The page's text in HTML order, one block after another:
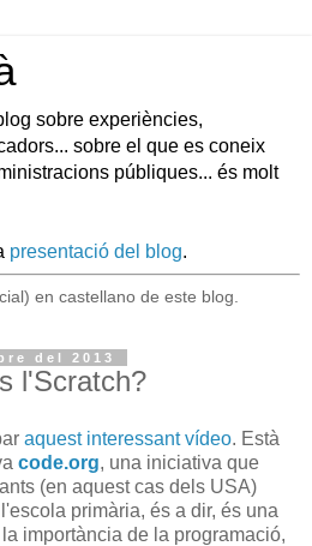
sobre experiències,
sobre el que es coneix
públiques... és molt
presentació del blog.
en castellano de este blog.
del 2013
l'Scratch?
aquest interessant vídeo. Està
code.org, una iniciativa que
(en aquest cas dels USA)
primària, és a dir, és una
importància de la programació,